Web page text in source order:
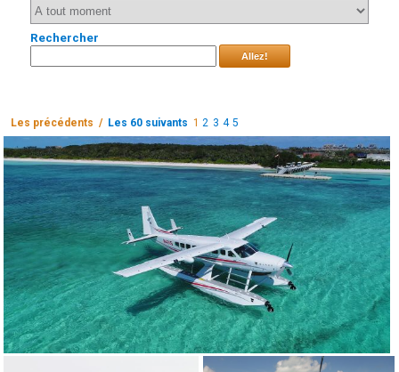
Rechercher
Allez!
Les précédents / Les 60 suivants 1 2 3 4 5